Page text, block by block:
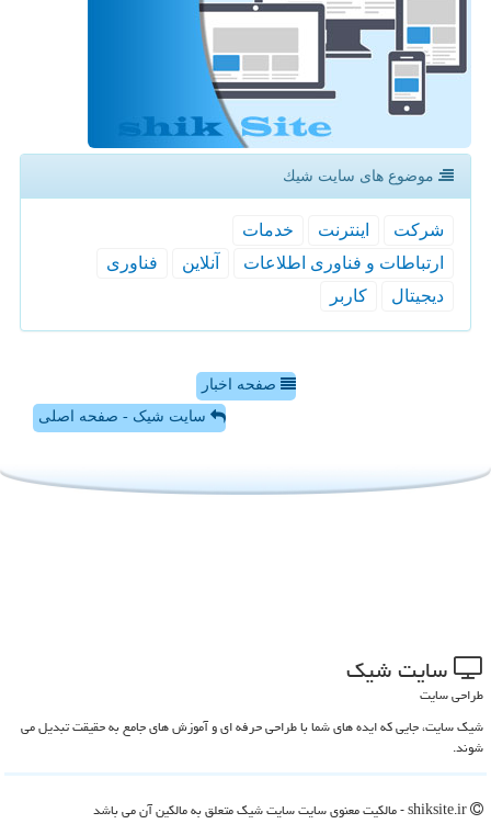
موضوع های سایت شیك
شركت اینترنت
خدمات
ارتباطات و فناوری اطلاعات
آنلاین
فناوری
دیجیتال
كاربر
صفحه اخبار
سایت شیک - صفحه اصلی
سایت شیك
طراحی سایت
شیک سایت، جایی که ایده های شما با طراحی حرفه ای و آموزش های جامع به حقیقت تبدیل می
شوند.